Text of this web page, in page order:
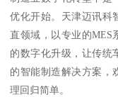
优化开始。天津迈讯科
直领域，以专业的MES
的数字化升级，让传统
的智能制造解决方案
理回归简单。